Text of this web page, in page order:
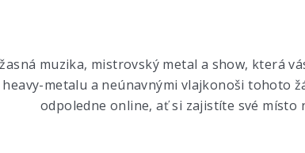
muzika, mistrovský metal a show, která
heavy-metalu a neúnavnými vlajkonoši tohoto
odpoledne online, ať si zajistíte své místo